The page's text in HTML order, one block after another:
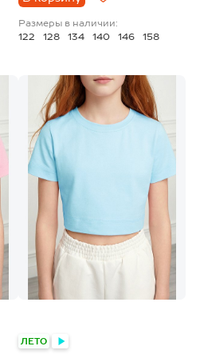
Размеры в наличии:
122
128 134 140 146 158
ЛЕТО